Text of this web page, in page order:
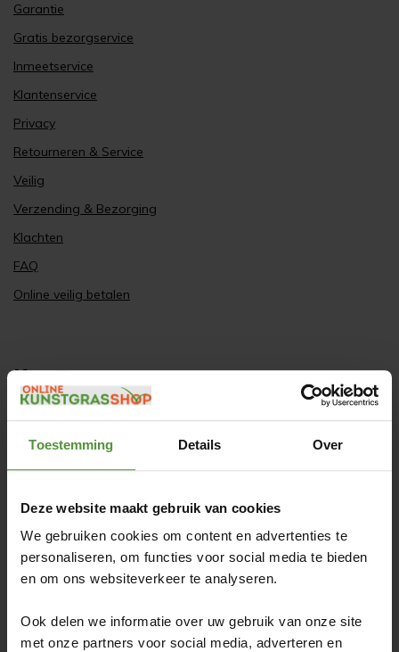
Toestemming Details Over
Deze website maakt gebruik van cookies
We gebruiken cookies om content en advertenties te
personaliseren, om functies voor social media te bieden
en om ons websiteverkeer te analyseren.
Ook delen we informatie over uw gebruik van onze site
met onze partners voor social media, adverteren en
Garantie
Gratis bezorgservice
Inmeetservice
Klantenservice
Privacy
Retourneren & Service
Veilig
Verzending & Bezorging
Klachten
FAQ
Online veilig betalen
Kunstgras
Beurs, evenement of stand
Recycling van kunstgras
Zelf kunstgras leggen
Pannaveld
Kunstgras Coupon
Kunstgras onderhoud